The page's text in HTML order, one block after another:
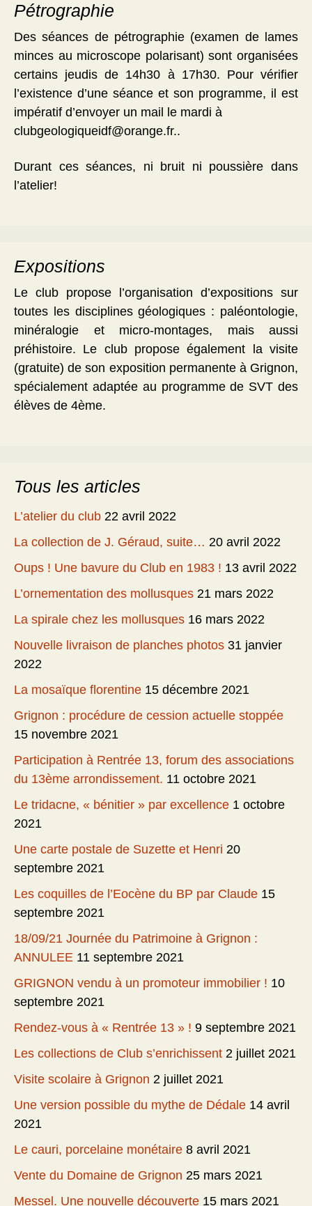
Pétrographie
Des séances de pétrographie (examen de lames
minces au microscope polarisant) sont organisées
certains jeudis de 14h30 à 17h30. Pour vérifier
l’existence d’une séance et son programme, il est
impératif d’envoyer un mail le mardi à
clubgeologiqueidf@orange.fr..
Durant ces séances, ni bruit ni poussière dans
l’atelier!
Expositions
Le club propose l’organisation d’expositions sur
toutes les disciplines géologiques : paléontologie,
minéralogie et micro-montages, mais aussi
préhistoire. Le club propose également la visite
(gratuite) de son exposition permanente à Grignon,
spécialement adaptée au programme de SVT des
élèves de 4ème.
Tous les articles
L’atelier du club 22 avril 2022
La collection de J. Géraud, suite… 20 avril 2022
Oups ! Une bavure du Club en 1983 ! 13 avril 2022
L’ornementation des mollusques 21 mars 2022
La spirale chez les mollusques 16 mars 2022
Nouvelle livraison de planches photos 31 janvier
2022
La mosaïque florentine 15 décembre 2021
Grignon : procédure de cession actuelle stoppée
15 novembre 2021
Participation à Rentrée 13, forum des associations
du 13ème arrondissement. 11 octobre 2021
Le tridacne, « bénitier » par excellence 1 octobre
2021
Une carte postale de Suzette et Henri 20
septembre 2021
Les coquilles de l’Eocène du BP par Claude 15
septembre 2021
18/09/21 Journée du Patrimoine à Grignon :
ANNULEE 11 septembre 2021
GRIGNON vendu à un promoteur immobilier ! 10
septembre 2021
Rendez-vous à « Rentrée 13 » ! 9 septembre 2021
Les collections de Club s’enrichissent 2 juillet 2021
Visite scolaire à Grignon 2 juillet 2021
Une version possible du mythe de Dédale 14 avril
2021
Le cauri, porcelaine monétaire 8 avril 2021
Vente du Domaine de Grignon 25 mars 2021
Messel. Une nouvelle découverte 15 mars 2021